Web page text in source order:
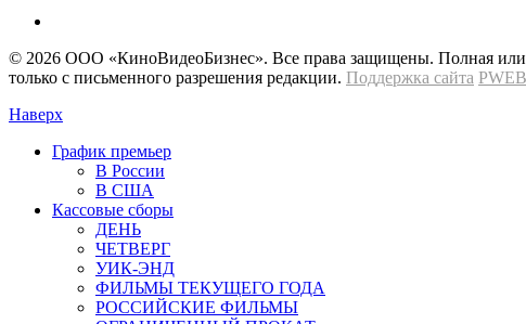
© 2026 OOО «КиноВидеоБизнес». Все права защищены. Полная или
только с письменного разрешения редакции. Поддержка сайта
Наверх
График премьер
В России
В США
Кассовые сборы
ДЕНЬ
ЧЕТВЕРГ
УИК-ЭНД
ФИЛЬМЫ ТЕКУЩЕГО ГОДА
РОССИЙСКИЕ ФИЛЬМЫ